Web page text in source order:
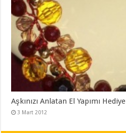
Aşkınızı Anlatan El Yapımı Hediye
3 Mart 2012